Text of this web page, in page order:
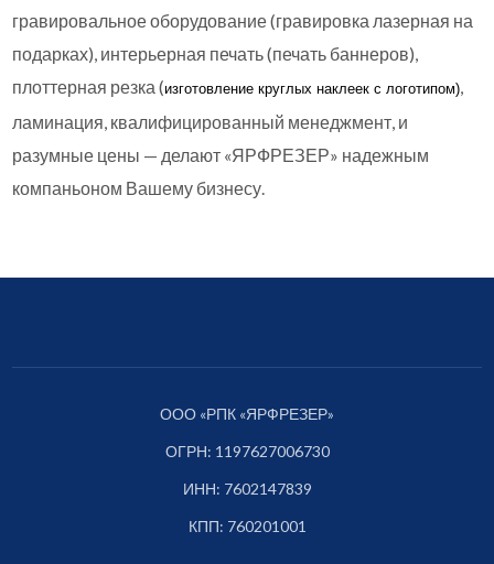
гравировальное оборудование (гравировка лазерная на
подарках), интерьерная печать (печать баннеров),
плоттерная резка (изготовление круглыхнаклеек с логотипом),
ламинация, квалифицированный менеджмент, и
разумные цены — делают «ЯРФРЕЗЕР» надежным
компаньоном Вашему бизнесу.
ООО «РПК «ЯРФРЕЗЕР»
ОГРН: 1197627006730
ИНН: 7602147839
КПП: 760201001